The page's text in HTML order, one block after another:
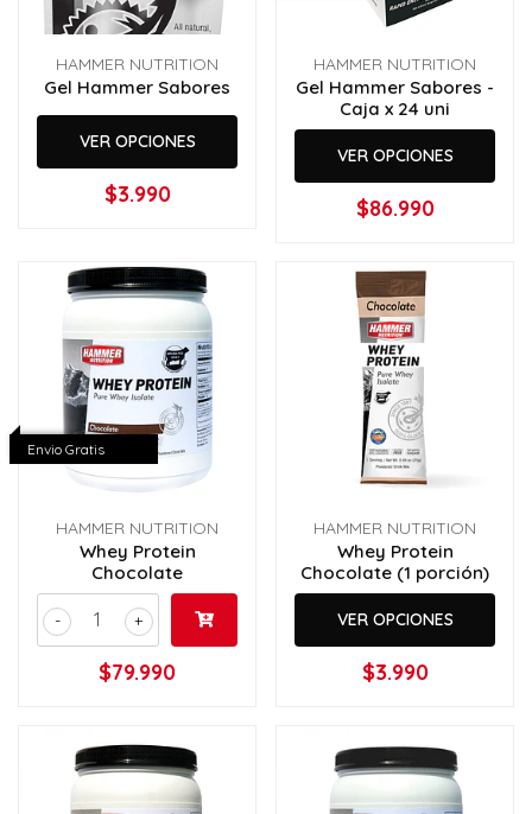
HAMMER NUTRITION
Gel Hammer Sabores
VER OPCIONES
$3.990
HAMMER NUTRITION
Gel Hammer Sabores -
Caja x 24 uni
VER OPCIONES
$86.990
Envio Gratis
HAMMER NUTRITION
Whey Protein
Chocolate
+
-
$79.990
HAMMER NUTRITION
Whey Protein
Chocolate (1 porción)
VER OPCIONES
$3.990